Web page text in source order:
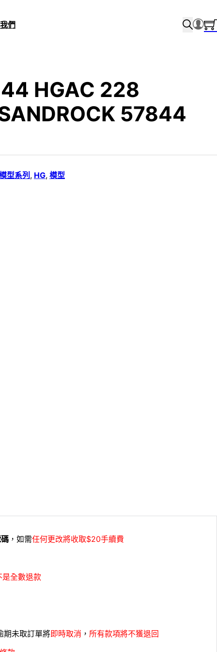
們
HGAC 228
57844
型系列 , HG, 模型
，如需任何更改將收取$20手續費
是全數退款
期未取訂單將即時取消 ， 所有款項將不獲退回